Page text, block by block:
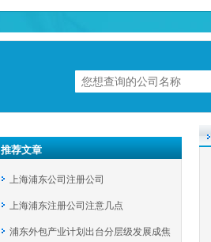
推荐文章
上海浦东公司注册公司
上海浦东注册公司注意几点
浦东外包产业计划出台分层级发展成焦